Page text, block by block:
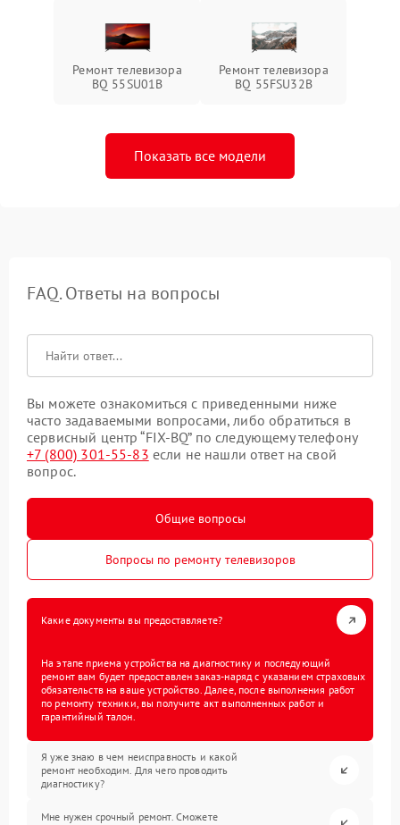
Ремонт телевизора
BQ 55SU01B
Ремонт телевизора
BQ 55FSU32B
Показать все модели
FAQ. Ответы на вопросы
Вы можете ознакомиться с приведенными ниже
часто задаваемыми вопросами, либо обратиться в
сервисный центр “FIX-BQ” по следующему телефону
+7 (800) 301-55-83 если не нашли ответ на свой
вопрос.
Общие вопросы
Вопросы по ремонту телевизоров
Какие документы вы предоставляете?
На этапе приема устройства на диагностику и последующий
ремонт вам будет предоставлен заказ-наряд с указанием страховых
обязательств на ваше устройство. Далее, после выполнения работ
по ремонту техники, вы получите акт выполненных работ и
гарантийный талон.
Я уже знаю в чем неисправность и какой
ремонт необходим. Для чего проводить
диагностику?
Мне нужен срочный ремонт. Сможете